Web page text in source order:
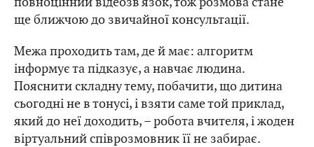
ще ближчою до звичайної консультації.
Межа проходить там, де й має: алгоритм
інформує та підказує, а навчає людина.
Пояснити складну тему, побачити, що дитина
сьогодні не в тонусі, і взяти саме той приклад,
який до неї доходить, – робота вчителя, і жоден
віртуальний співрозмовник її не забирає.